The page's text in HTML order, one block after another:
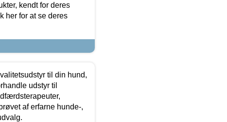
kendt for deres
her for at se deres
til din hund,
udstyr til
af erfarne hunde-,